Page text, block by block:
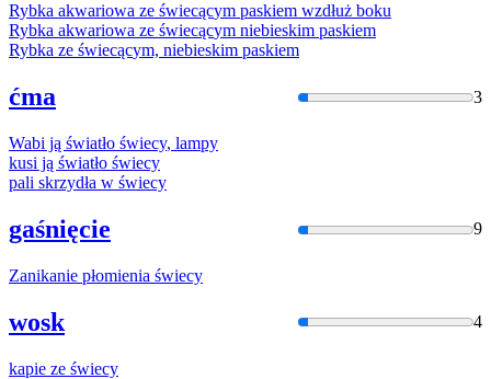
Rybka akwariowa ze świecącym paskiem wzdłuż boku
Rybka akwariowa ze świecącym niebieskim paskiem
Rybka ze świecącym, niebieskim paskiem
ćma 3
Wabi ją światło świecy, lampy
kusi ją światło świecy
pali skrzydła w świecy
gaśnięcie 9
Zanikanie płomienia świecy
wosk 4
kapie ze świecy